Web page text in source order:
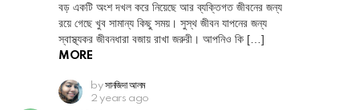
বড় একটি অংশ দখল করে নিয়েছে আর ব্যক্তিগত জীবনের জন্য
রয়ে গেছে খুব সামান্য কিছু সময়। সুস্থ জীবন যাপনের জন্য
স্বাস্থ্যকর জীবনধারা বজায় রাখা জরুরী। আপনিও কি […]
MORE
by সানজিদা আলম
2 years ago